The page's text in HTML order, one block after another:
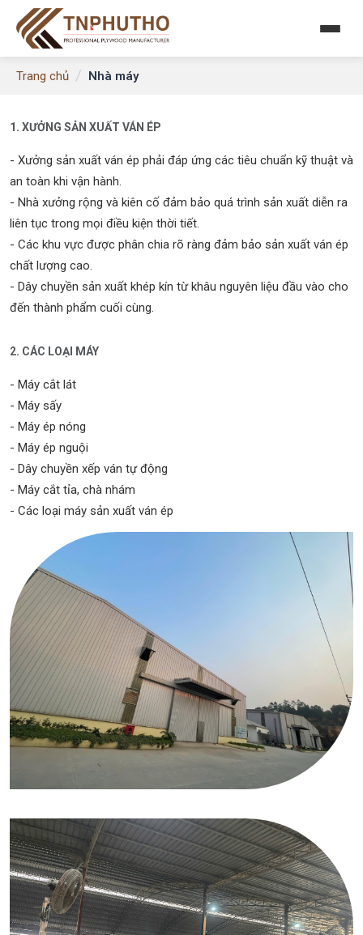
Trang chủ / Nhà máy
1. XƯỞNG SẢN XUẤT VÁN ÉP
- Xưởng sản xuất ván ép phải đáp ứng các tiêu chuẩn kỹ thuật và
an toàn khi vận hành.
- Nhà xưởng rộng và kiên cố đảm bảo quá trình sản xuất diễn ra
liên tục trong mọi điều kiện thời tiết.
- Các khu vực được phân chia rõ ràng đảm bảo sản xuất ván ép
chất lượng cao.
- Dây chuyền sản xuất khép kín từ khâu nguyên liệu đầu vào cho
đến thành phẩm cuối cùng.
2. CÁC LOẠI MÁY
- Máy cắt lát
- Máy sấy
- Máy ép nóng
- Máy ép nguội
- Dây chuyền xếp ván tự động
- Máy cắt tỉa, chà nhám
- Các loại máy sản xuất ván ép